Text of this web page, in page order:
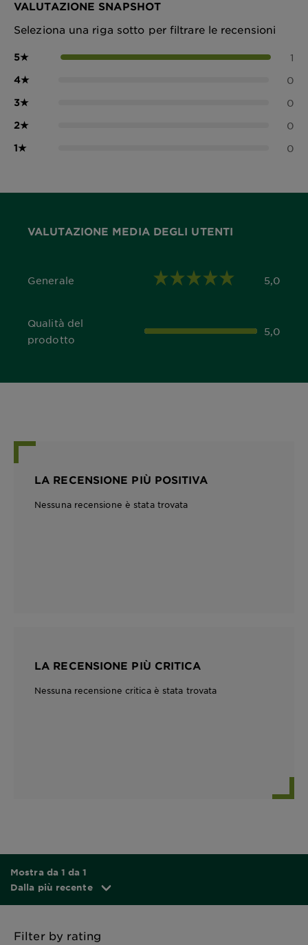
VALUTAZIONE SNAPSHOT
Seleziona una riga sotto per filtrare le recensioni
5★ 1
4★ 0
3★ 0
2★ 0
1★ 0
VALUTAZIONE MEDIA DEGLI UTENTI
Generale
5,0 out of 5 stars 5,0
Qualità del
prodotto
5,0 out of 5 stars 5,0
LA RECENSIONE PIÙ POSITIVA
Nessuna recensione è stata trovata
LA RECENSIONE PIÙ CRITICA
Nessuna recensione critica è stata trovata
Mostra da 1 da 1
Dalla più recente
Filter by rating